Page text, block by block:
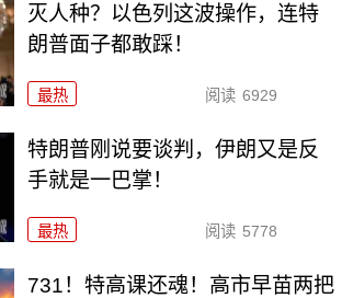
灭人种？以色列这波操作，连特
朗普面子都敢踩！
最热 阅读 6929
特朗普刚说要谈判，伊朗又是反
手就是一巴掌！
最热 阅读 5778
731！特高课还魂！高市早苗两把